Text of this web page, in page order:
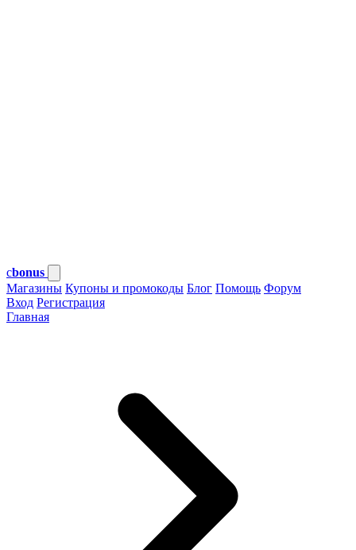
cbonus
Магазины Купоны и промокоды Блог Помощь Форум
Вход Регистрация
Главная